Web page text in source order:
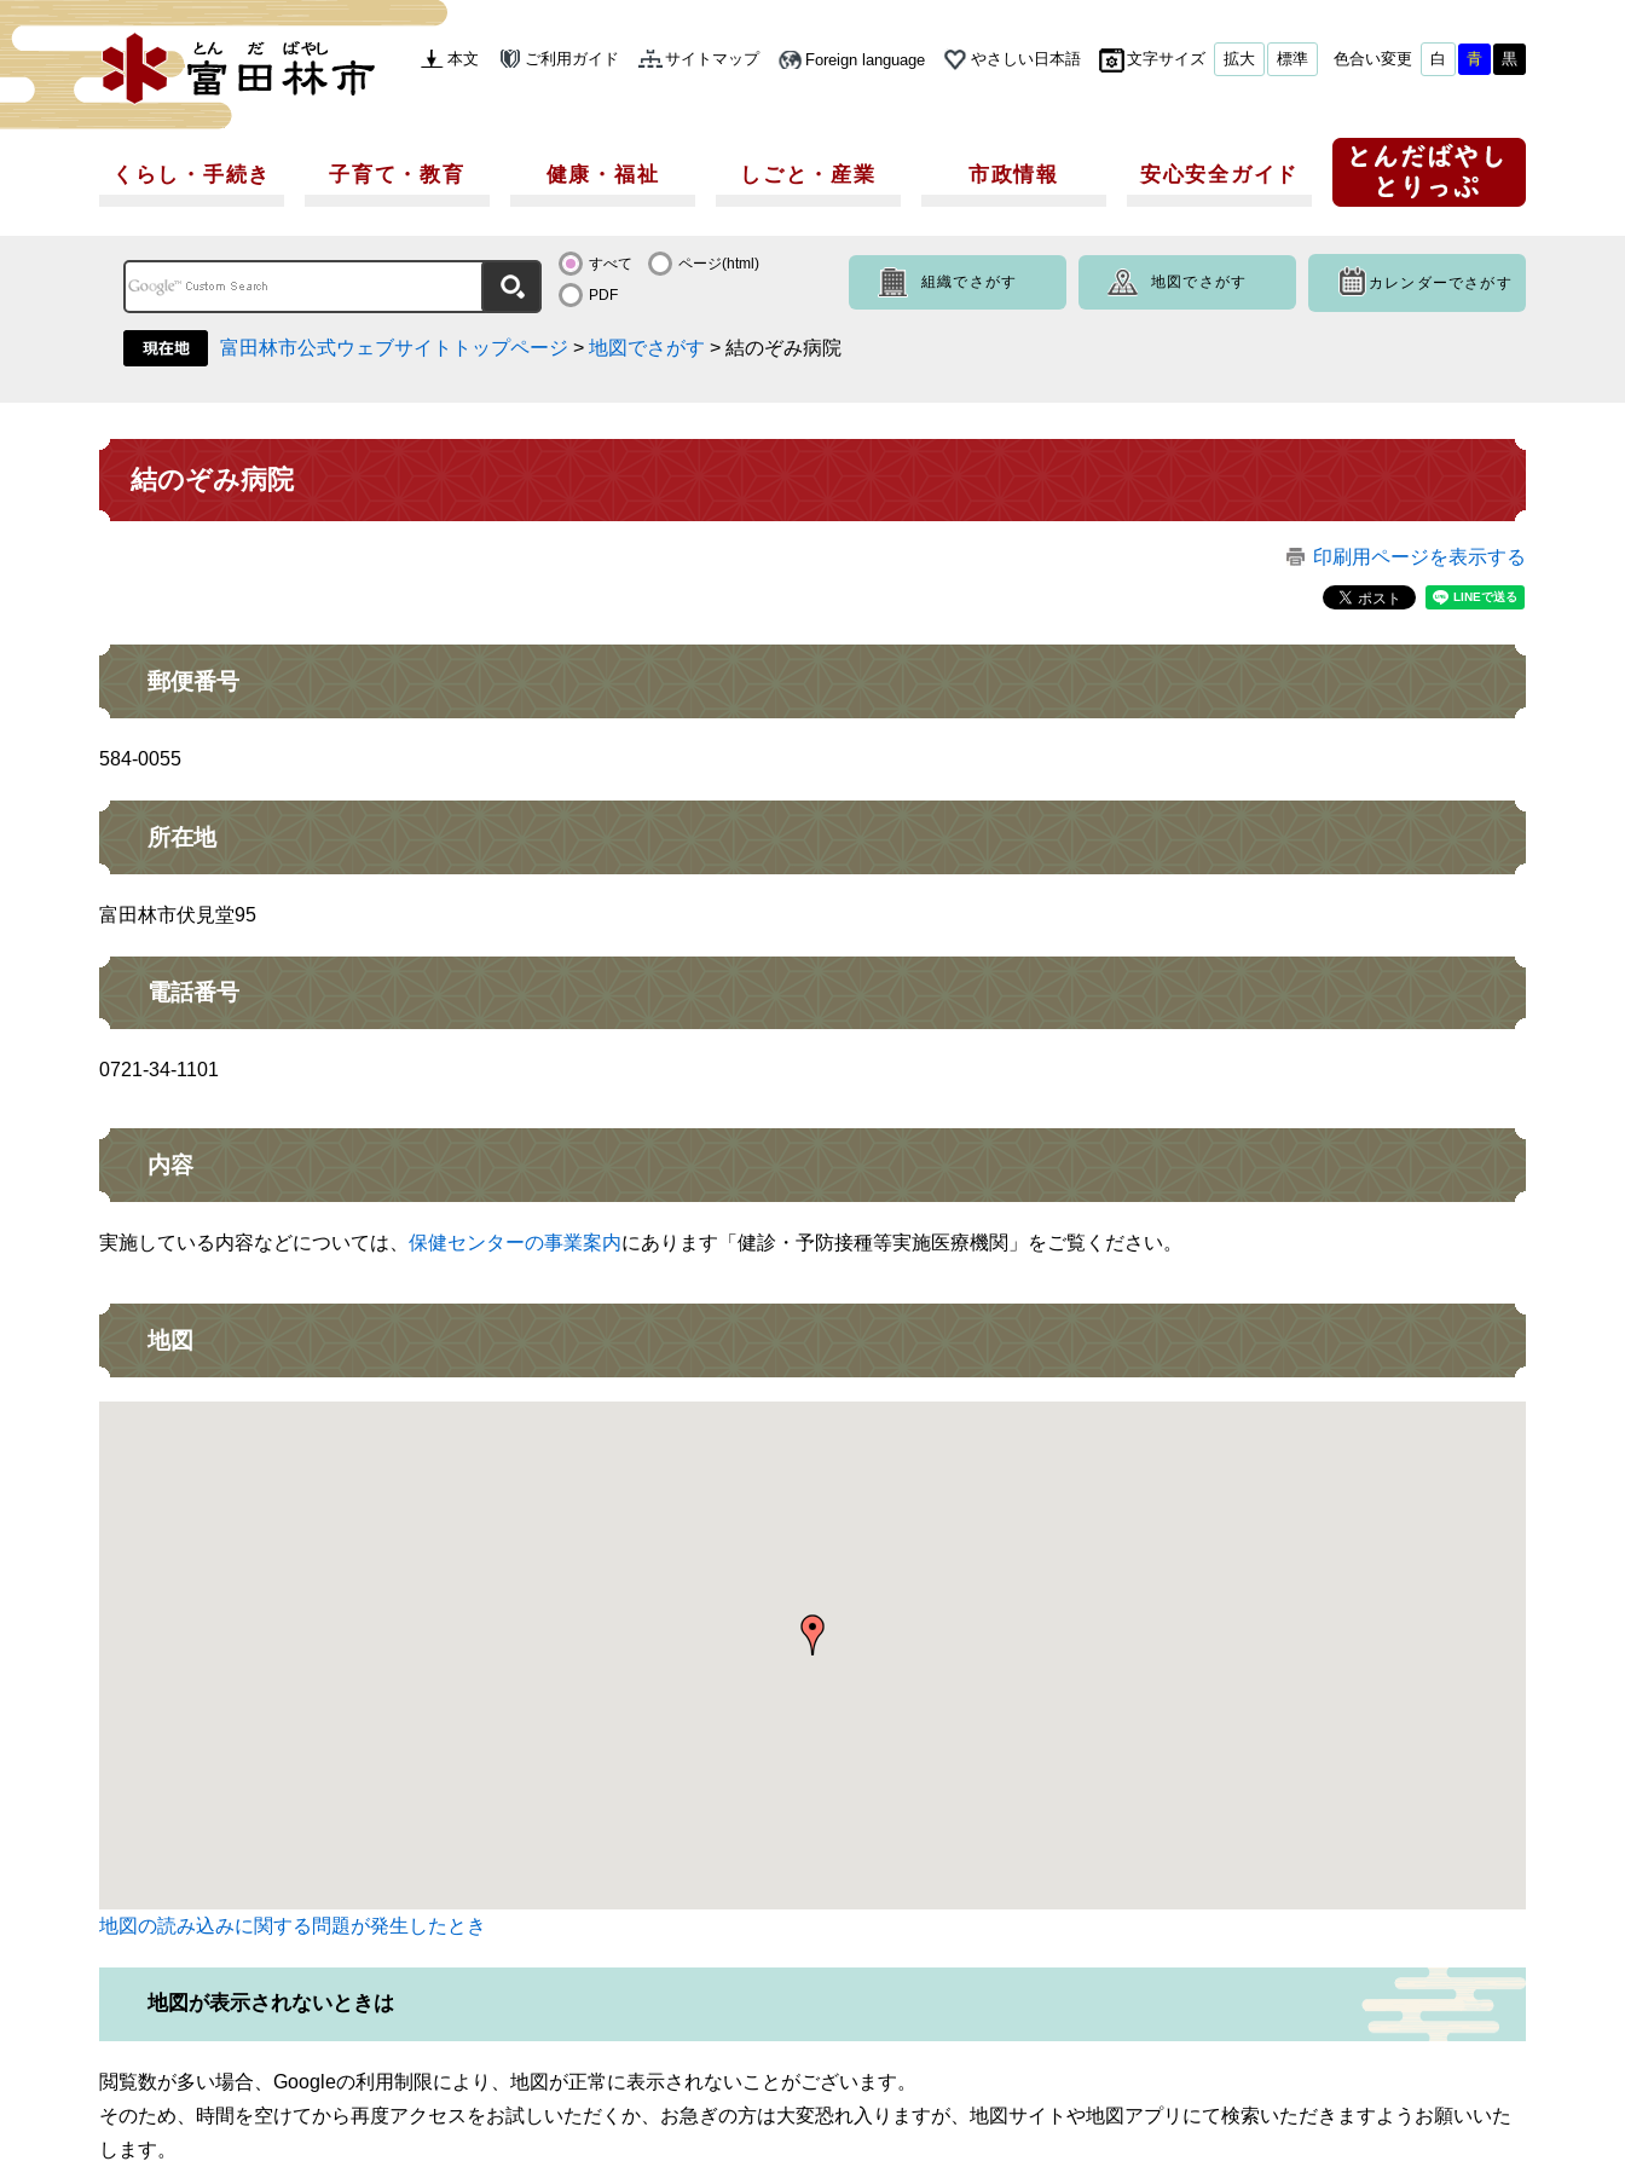
本文 ご利用ガイド サイトマップ Foreign language やさしい日本語 文字サイズ 拡大 標準 色合い変更 白 青 黒
くらし・手続き 子育て・教育 健康・福祉 しごと・産業 市政情報 安心安全ガイド
すべて
ページ(html)
PDF
組織でさがす 地図でさがす カレンダーでさがす
富田林市公式ウェブサイトトップページ > 地図でさがす > 結のぞみ病院
結のぞみ病院
印刷用ページを表示する
郵便番号
584-0055
所在地
富田林市伏見堂95
電話番号
0721-34-1101
内容
実施している内容などについては、 保健センターの事業案内にあります「健診・予防接種等実施医療機関」をご覧ください。
地図
地図の読み込みに関する問題が発生したとき
地図が表示されないときは
閲覧数が多い場合、Googleの利用制限により、地図が正常に表示されないことがございます。
そのため、時間を空けてから再度アクセスをお試しいただくか、お急ぎの方は大変恐れ入りますが、地図サイトや地図アプリにて検索いただきますようお願いいた
します。